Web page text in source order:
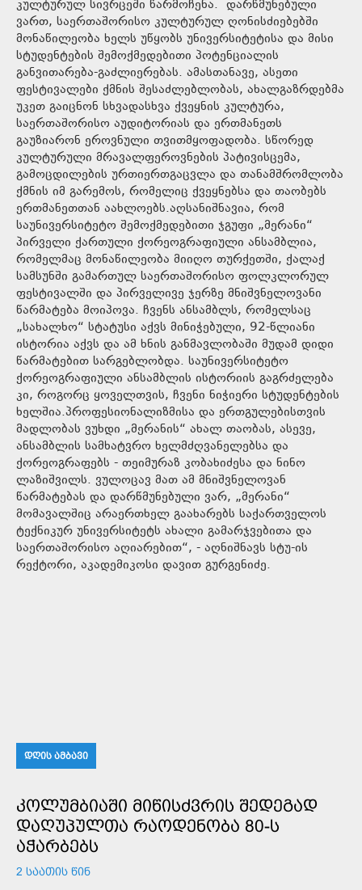
კულტურულ სივრცეში წარმოჩენა. დარწმუნებული
ვართ, საერთაშორისო კულტურულ ღონისძიებებში
მონაწილეობა ხელს უწყობს უნივერსიტეტისა და მისი
სტუდენტების შემოქმედებითი პოტენციალის
განვითარება-გაძლიერებას. ამასთანავე, ასეთი
ფესტივალები ქმნის შესაძლებლობას, ახალგაზრდებმა
უკეთ გაიცნონ სხვადასხვა ქვეყნის კულტურა,
საერთაშორისო აუდიტორიას და ერთმანეთს
გაუზიარონ ეროვნული თვითმყოფადობა. სწორედ
კულტურული მრავალფეროვნების პატივისცემა,
გამოცდილების ურთიერთგაცვლა და თანამშრომლობა
ქმნის იმ გარემოს, რომელიც ქვეყნებსა და თაობებს
ერთმანეთთან აახლოებს.აღსანიშნავია, რომ
საუნივერსიტეტო შემოქმედებითი ჯგუფი „მერანი“
პირველი ქართული ქორეოგრაფიული ანსამბლია,
რომელმაც მონაწილეობა მიიღო თურქეთში, ქალაქ
სამსუნში გამართულ საერთაშორისო ფოლკლორულ
ფესტივალში და პირველივე ჯერზე მნიშვნელოვანი
წარმატება მოიპოვა. ჩვენს ანსამბლს, რომელსაც
„სახალხო“ სტატუსი აქვს მინიჭებული, 92-წლიანი
ისტორია აქვს და ამ ხნის განმავლობაში მუდამ დიდი
წარმატებით სარგებლობდა. საუნივერსიტეტო
ქორეოგრაფიული ანსამბლის ისტორიის გაგრძელება
კი, როგორც ყოველთვის, ჩვენი ნიჭიერი სტუდენტების
ხელშია.პროფესიონალიზმისა და ერთგულებისთვის
მადლობას ვუხდი „მერანის“ ახალ თაობას, ასევე,
ანსამბლის სამხატვრო ხელმძღვანელებსა და
ქორეოგრაფებს - თეიმურაზ კობახიძესა და ნინო
ლაზიშვილს. ვულოცავ მათ ამ მნიშვნელოვან
წარმატებას და დარწმუნებული ვარ, „მერანი“
მომავალშიც არაერთხელ გაახარებს საქართველოს
ტექნიკურ უნივერსიტეტს ახალი გამარჯვებითა და
საერთაშორისო აღიარებით“, - აღნიშნავს სტუ-ის
რექტორი, აკადემიკოსი დავით გურგენიძე.
ᲓᲦᲘᲡ ᲐᲛᲑᲐᲕᲘ
ᲙᲝᲚᲣᲛᲑᲘᲐᲨᲘ ᲛᲘᲬᲘᲡᲫᲕᲠᲘᲡ ᲨᲔᲓᲔᲒᲐᲓ
ᲓᲐᲦᲣᲞᲣᲚᲗᲐ ᲠᲐᲝᲓᲔᲜᲝᲑᲐ 80-Ს
ᲐᲭᲐᲠᲑᲔᲑᲡ
2 ᲡᲐᲐᲗᲘᲡ ᲬᲘᲜ